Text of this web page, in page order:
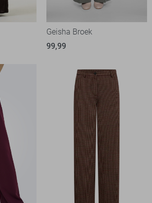
Geisha Broek
99,99